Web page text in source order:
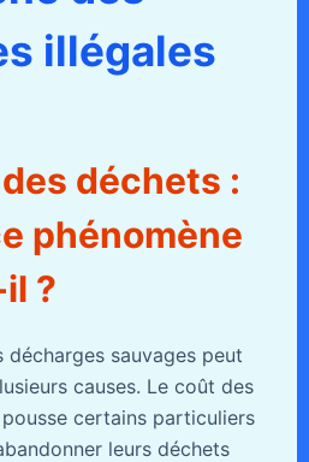
illégales
des déchets :
phénomène
?
sauvages peut
causes. Le coût des
certains particuliers
leurs déchets